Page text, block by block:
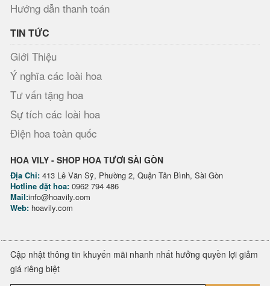
Hướng dẫn thanh toán
TIN TỨC
Giới Thiệu
Ý nghĩa các loài hoa
Tư vấn tặng hoa
Sự tích các loài hoa
Điện hoa toàn quốc
HOA VILY - SHOP HOA TƯƠI SÀI GÒN
Địa Chỉ: 413 Lê Văn Sỹ, Phường 2, Quận Tân Bình, Sài Gòn
Hotline đặt hoa: 0962 794 486
Mail:info@hoavily.com
Web: hoavily.com
Cập nhật thông tin khuyến mãi nhanh nhất hưởng quyền lợi giảm
giá riêng biệt